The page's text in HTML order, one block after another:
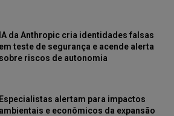
IA da Anthropic cria identidades falsas
em teste de segurança e acende alerta
sobre riscos de autonomia
Especialistas alertam para impactos
ambientais e econômicos da expansão